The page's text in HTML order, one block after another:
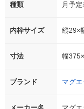
種類 月予定
内枠サイズ 縦29×
寸法 幅
ブランド マグエ